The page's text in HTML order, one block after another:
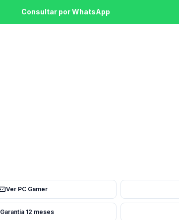
Consultar por WhatsApp
Ver PC Gamer
Garantía 12 meses